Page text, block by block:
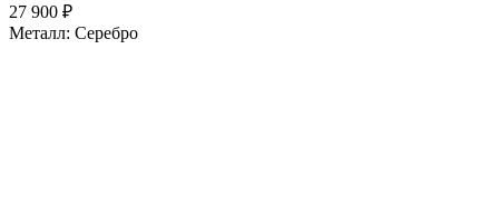
27 900 ₽
Металл: Серебро